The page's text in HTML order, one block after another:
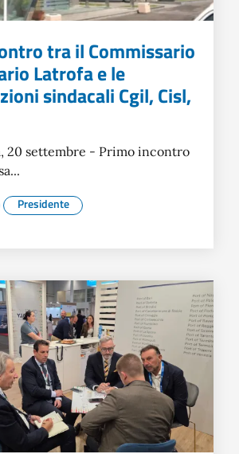
tra il Commissario
Latrofa e le
sindacali Cgil, Cisl,
20 settembre - Primo incontro
Presidente